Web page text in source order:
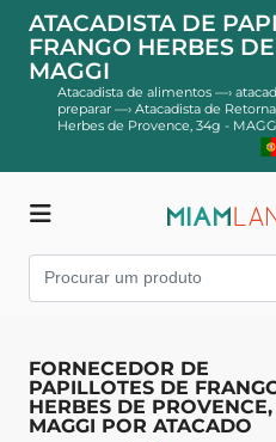
ATACADISTA DE
FRANGO HERBES
MAGGI
Atacadista de alimentos —›
preparar —› Atacadista de
Herbes de Provence, 34g -
FORNECEDOR DE
PAPILLOTES DE
HERBES DE
MAGGI POR ATACADO
Cadastre-se